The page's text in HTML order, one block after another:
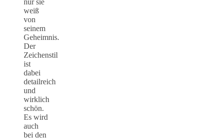
weiß
von
seinem
Geheimnis.
Der
Zeichenstil
ist
dabei
detailreich
und
wirklich
schön.
Es wird
auch
bei den